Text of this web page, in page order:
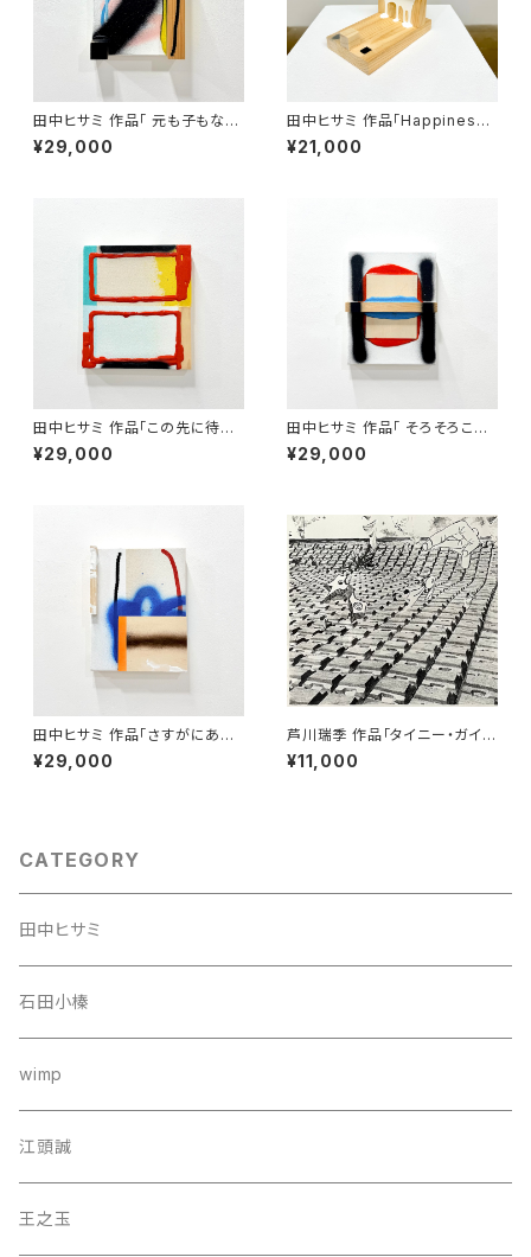
田中ヒサミ 作品「 元も子もない
事だと分かってはいるけれど」
¥29,000
田中ヒサミ 作品「Happiness
3 」
¥21,000
田中ヒサミ 作品「この先に待ち
受けているものは」
¥29,000
田中ヒサミ 作品「 そろそろこの
話題にも飽きてきた」
¥29,000
田中ヒサミ 作品「さすがにあと
もう数回やれば 」
¥29,000
芦川瑞季 作品「タイニー・ガイズ
02」
¥11,000
CATEGORY
田中ヒサミ
石田小榛
wimp
江頭誠
王之玉